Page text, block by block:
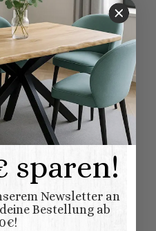
wird aufgebaut
geliefert
100% Nadelholz
(Fichte/Tanne)
Vintage
chic
Französischer
Landhausstil
sparen!
Newsletter an
Bestellung ab